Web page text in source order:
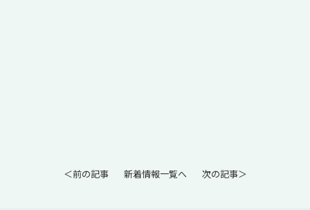
＜前の記事 新着情報一覧へ 次の記事＞